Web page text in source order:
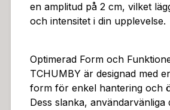
en amplitud på 2 cm, vilket
och intensitet i din upplevelse.
Optimerad Form och
TCHUMBY är designad med
form för enkel hantering och
Dess slanka, användarvänliga